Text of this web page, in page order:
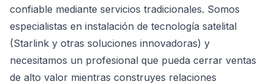
confiable mediante servicios tradicionales. Somos
especialistas en instalación de tecnología satelital
(Starlink y otras soluciones innovadoras) y
necesitamos un profesional que pueda cerrar ventas
de alto valor mientras construyes relaciones